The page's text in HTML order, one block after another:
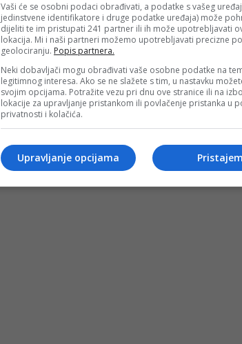
Vaši će se osobni podaci obrađivati, a podatke s vašeg
jedinstvene identifikatore i druge podatke uređaja) može
dijeliti te im pristupati 241 partner ili ih može upotrebljavati
lokacija. Mi i naši partneri možemo upotrebljavati precizne
geolociranju. Popis partnera.
Neki dobavljači mogu obrađivati vaše osobne podatke na
legitimnog interesa. Ako se ne slažete s tim, u nastavku
svojim opcijama. Potražite vezu pri dnu ove stranice ili na
lokacije za upravljanje pristankom ili povlačenje pristanka u
privatnosti i kolačića.
Pristajem
Upravljanje opcijama